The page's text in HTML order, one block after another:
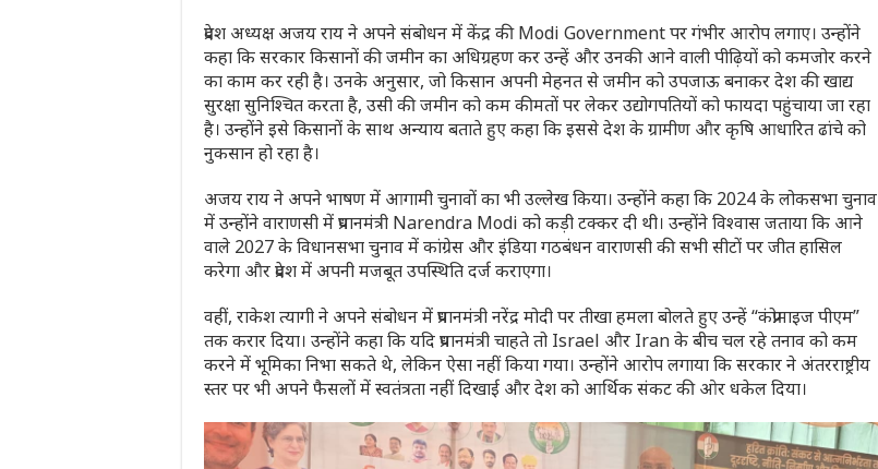
प्रदेश अध्यक्ष अजय राय ने अपने संबोधन में केंद्र कीModi Governmentपर गंभीर आरोप लगाए। उन्होंने
कहा कि सरकार किसानों की जमीन का अधिग्रहण कर उन्हें और उनकी आने वाली पीढ़ियों को कमजोर करने
का काम कर रही है। उनके अनुसार, जो किसान अपनी मेहनत से जमीन को उपजाऊ बनाकर देश की खाद्य
सुरक्षा सुनिश्चित करता है, उसी की जमीन को कम कीमतों पर लेकर उद्योगपतियों को फायदा पहुंचाया जा रहा
है। उन्होंने इसे किसानों के साथ अन्याय बताते हुए कहा कि इससे देश के ग्रामीण और कृषि आधारित ढांचे को
नुकसान हो रहा है।
अजय राय ने अपने भाषण में आगामी चुनावों का भी उल्लेख किया। उन्होंने कहा कि 2024 के लोकसभा चुनाव
में उन्होंनेवाराणसीमें प्रधानमंत्री Narendra Modi को कड़ी टक्कर दी थी। उन्होंने विश्वास जताया कि आने
वाले 2027 के विधानसभा चुनाव में कांग्रेस और इंडिया गठबंधन वाराणसी की सभी सीटों पर जीत हासिल
करेगा और प्रदेश में अपनी मजबूत उपस्थिति दर्ज कराएगा।
वहीं, राकेश त्यागी ने अपने संबोधन में प्रधानमंत्री नरेंद्र मोदी पर तीखा हमला बोलते हुए उन्हें “कंप्रोमाइज पीएम”
तक करार दिया। उन्होंने कहा कि यदि प्रधानमंत्री चाहते तो Israel और Iranके बीच चल रहे तनाव को कम
करने में भूमिका निभा सकते थे, लेकिन ऐसा नहीं किया गया। उन्होंने आरोप लगाया कि सरकार ने अंतरराष्ट्रीय
स्तर पर भी अपने फैसलों में स्वतंत्रता नहीं दिखाई और देश को आर्थिक संकट की ओर धकेल दिया।